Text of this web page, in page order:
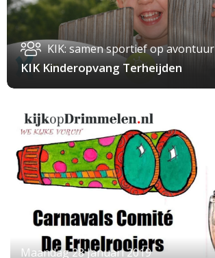
KIK: samen sportief op avontuur
KIK Kinderopvang Terheijden
Maandag 28 Januari 2019